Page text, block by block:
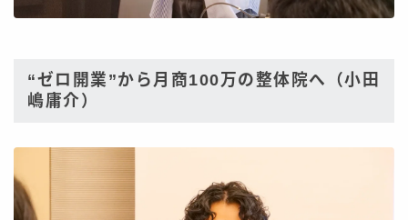
“ゼロ開業”から月商100万の整体院へ（小田
嶋庸介）